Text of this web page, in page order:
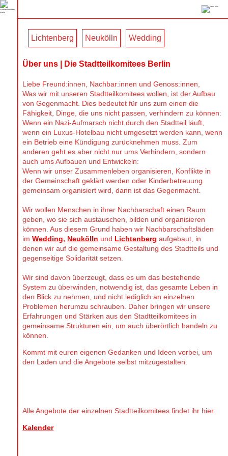
Lichtenberg Neukölln Wedding
Über uns | Die Stadtteilkomitees Berlin
Liebe Freund:innen, Nachbar:innen und Genoss:innen,
Was wir mit unseren Stadtteilkomitees wollen, ist der Aufbau
von Gegenmacht. Dies bedeutet für uns zum einen die
Fähigkeit, Dinge, die uns nicht passen, verhindern zu können:
Wenn ein Nazi-Aufmarsch nicht durch den Stadtteil läuft,
wenn ein Luxus-Hotelbau nicht umgesetzt werden kann, wenn
ein Betrieb eine Kündigung zurücknehmen muss. Zum
anderen geht es aber nicht nur ums Verhindern, sondern
auch ums Aufbauen und Entwickeln:
Wenn wir unser Zusammenleben organisieren, Konflikte in
der Gemeinschaft geklärt werden oder Kinderbetreuung
gemeinsam organisiert wird, dann ist das Gegenmacht.
Wir wollen Menschen in ihrer Nachbarschaft einen Raum
geben, wo sie sich austauschen, bilden und organisieren
können. Aus diesem Grund haben wir Nachbarschaftsläden
imWedding, Neukölln und Lichtenberg aufgebaut, in
denen wir auf die gemeinsame Gestaltung des Stadtteils und
gegenseitige Solidarität setzen.
Wir sind davon überzeugt, dass es um das bestehende
System zu überwinden, notwendig ist, das gesamte Leben in
den Blick zu nehmen, und nicht lediglich an einzelnen
Problemen herumzu schrauben. Daher bringen wir unsere
Erfahrungen und Stärken aus den Stadtteilkomitees in
gemeinsame Strukturen ein, um auch überörtlich handeln zu
können.
Kommt mit euren eigenen Gedanken und Ideen vorbei, um
den Laden und die Angebote selbst mitzugestalten.
Alle Angebote der einzelnen Stadtteilkomitees findet ihr hier:
Kalender